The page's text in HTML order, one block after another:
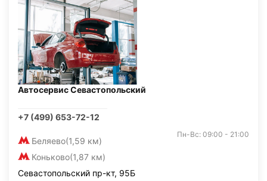
Автосервис Севастопольский
+7 (499) 653-72-12
Беляево(1,59 км)
Коньково(1,87 км)
Пн-Вс: 09:00 - 21:00
Севастопольский пр-кт, 95Б